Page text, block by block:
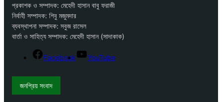
প্রকাশক ও সম্পাদক: মেহেদী হাসান বাবু ফরাজী
নির্বাহী সম্পাদক: শিবু মজুমদার
ব্যবস্থাপনা সম্পাদক: সবুজ রাসেল
বার্তা ও সাহিত্য সম্পাদক: মেহেদী হাসান (সাদাকাক)
Facebook YouTube
জনপ্রিয় সংবাদ